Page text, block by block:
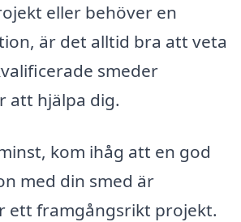
eller behöver en
är det alltid bra att veta
smeder
att hjälpa dig.
kom ihåg att en god
med din smed är
ett framgångsrikt projekt.